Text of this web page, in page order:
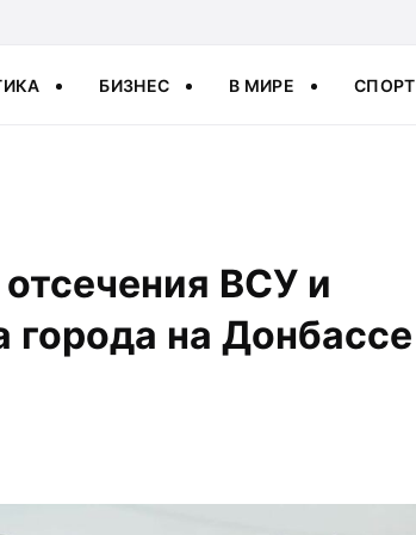
БИЗНЕС В МИРЕ СПОРТ
ВСУ и
города на Донбассе